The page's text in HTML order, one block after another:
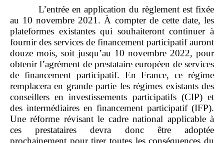
L’entrée en application du règlement est fixée
au 10 novembre 2021. À compter de cette date, les
plateformes existantes qui souhaiteront continuer à
fournir des services de financement participatif auront
douze mois, soit jusqu’au 10 novembre 2022, pour
obtenir l’agrément de prestataire européen de services
de financement participatif. En France, ce régime
remplacera en grande partie les régimes existants des
conseillers en investissements participatifs (CIP) et
des intermédiaires en financement participatif (IFP).
Une réforme révisant le cadre national applicable à
ces prestataires devra donc être adoptée
prochainement pour tirer toutes les conséquences du